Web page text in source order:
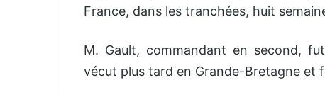
France, dans les tranchées, huit
M. Gault, commandant en second,
vécut plus tard en Grande-Bretagne et